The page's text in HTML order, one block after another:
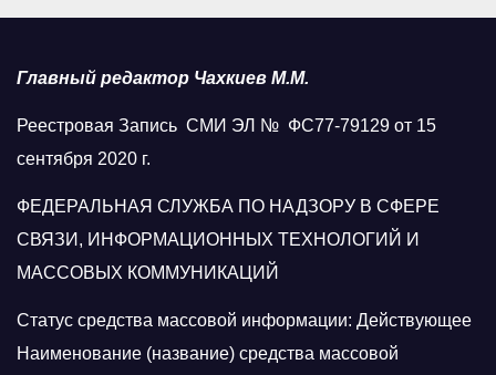
Главный редактор Чахкиев М.М.
Реестровая Запись СМИ ЭЛ № ФС77-79129 от 15
сентября 2020 г.
ФЕДЕРАЛЬНАЯ СЛУЖБА ПО НАДЗОРУ В СФЕРЕ
СВЯЗИ, ИНФОРМАЦИОННЫХ ТЕХНОЛОГИЙ И
МАССОВЫХ КОММУНИКАЦИЙ
Статус средства массовой информации: Действующее
Наименование (название) средства массовой